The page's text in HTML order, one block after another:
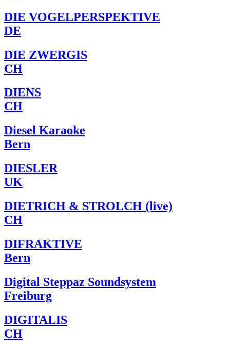
DIE VOGELPERSPEKTIVE
DE
DIE ZWERGIS
CH
DIENS
CH
Diesel Karaoke
Bern
DIESLER
UK
DIETRICH & STROLCH (live)
CH
DIFRAKTIVE
Bern
Digital Steppaz Soundsystem
Freiburg
DIGITALIS
CH